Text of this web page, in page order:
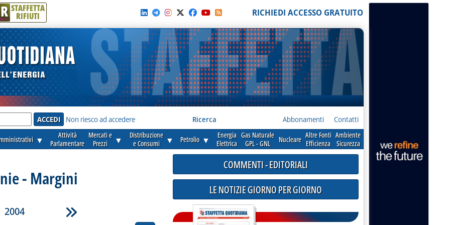
R STAFFETTA
RIFIUTI RICHIEDI ACCESSO GRATUITO
Non riesco ad accedere Ricerca Abbonamenti Contatti
▼
Attività
Parlamentare
Mercati e
Prezzi
▼
Distribuzione
e Consumi
▼ Petrolio ▼
Energia
Elettrica
Gas Naturale
GPL - GNL
Nucleare Altre Fonti
Efficienza
Ambiente
Sicurezza
- Margini
2004
COMMENTI - EDITORIALI
LE NOTIZIE GIORNO PER GIORNO